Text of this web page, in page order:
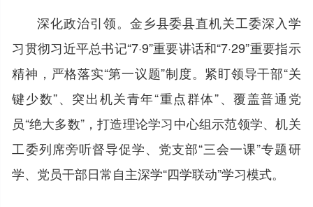
深化政治引领。金乡县委县直机关工委深入学
习贯彻习近平总书记“7·9”重要讲话和“7·29”重要指示
精神，严格落实“第一议题”制度。紧盯领导干部“关
键少数”、突出机关青年“重点群体”、覆盖普通党
员“绝大多数”，打造理论学习中心组示范领学、机关
工委列席旁听督导促学、党支部“三会一课”专题研
学、党员干部日常自主深学“四学联动”学习模式。